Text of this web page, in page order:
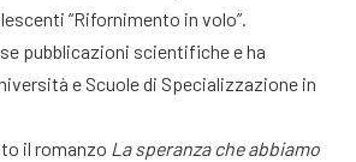
“Rifornimento in volo”.
pubblicazioni scientifiche e ha
e Scuole di Specializzazione in
il romanzo La speranza che abbiamo